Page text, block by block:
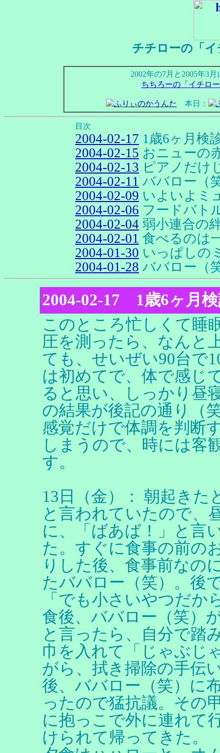
チチローの「
2002年の7月と2005年3
ちちろーの「イチロ
本日：
目次
2004-02-17 1歳6ヶ月検
2004-02-15 おニューの
2004-02-13 ピアノだけ
2004-02-11 ババロー（
2004-02-09 いよいよミ
2004-02-06 フードバト
2004-02-04 弱小連合の
2004-02-01 食べるのは
2004-01-30 いっぱしの
2004-01-28 ババロー（
2004-02-17 1歳6ヶ月
このところ忙しくて睡
圧を測ったら、なんと
ても、せいぜい90台で
は初めてで、体で感じ
ると思い、しっかり昼
の結果が後記の通り（
感覚だけで体調を判断
しまうので、時には客
す。
13日（金）： 朝起き
と言われていたので、
に、「ばあば！」と言
た。すぐに食事の前の
りした後、食事前なの
たババロー（笑）。後
「でも小さいやつだか
食後、ババロー（笑）
と言ったら、自分で踏
巾を入れて「じゃぶじ
がら、拭き掃除の手伝
後、ババロー（笑）に
ったので猛抗議。その
に抱っこで外に連れて
けられて帰ってきた。